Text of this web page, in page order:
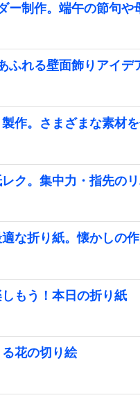
ー制作。端午の節句
ふれる壁面飾りアイデ
製作。さまざまな素材
レク。集中力・指先の
適な折り紙。懐かしの
もう！本日の折り紙
る花の切り絵